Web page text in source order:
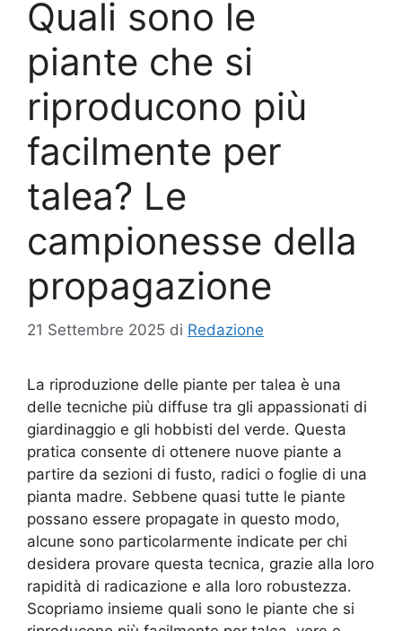
Quali sono le
piante che si
riproducono più
facilmente per
talea? Le
campionesse della
propagazione
21 Settembre 2025 di Redazione
La riproduzione delle piante per talea è una
delle tecniche più diffuse tra gli appassionati di
giardinaggio e gli hobbisti del verde. Questa
pratica consente di ottenere nuove piante a
partire da sezioni di fusto, radici o foglie di una
pianta madre. Sebbene quasi tutte le piante
possano essere propagate in questo modo,
alcune sono particolarmente indicate per chi
desidera provare questa tecnica, grazie alla loro
rapidità di radicazione e alla loro robustezza.
Scopriamo insieme quali sono le piante che si